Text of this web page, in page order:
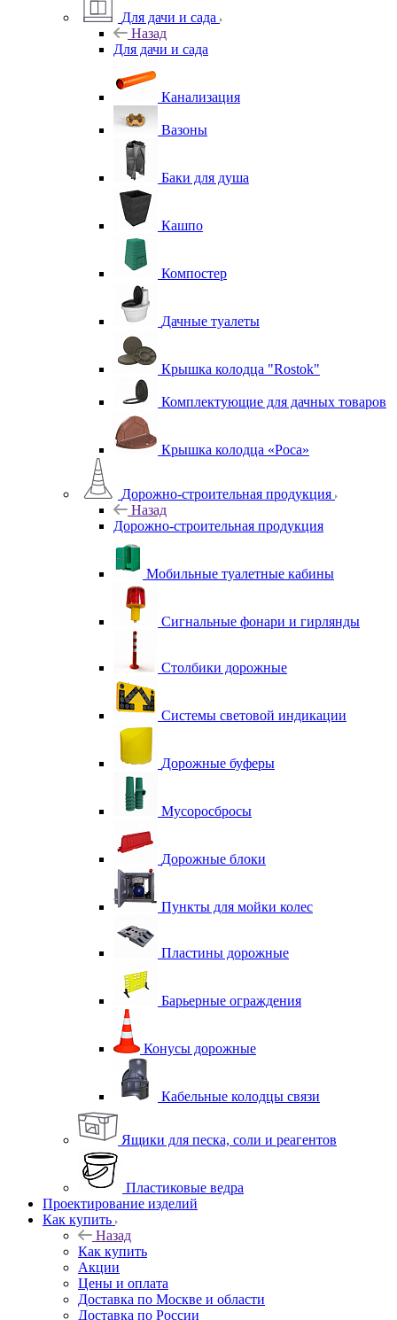
Для дачи и сада
Назад
Для дачи и сада
Канализация
Вазоны
Баки для душа
Кашпо
Компостер
Дачные туалеты
Крышка колодца "Rostok"
Комплектующие для дачных товаров
Крышка колодца «Роса»
Дорожно-строительная продукция
Назад
Дорожно-строительная продукция
Мобильные туалетные кабины
Сигнальные фонари и гирлянды
Столбики дорожные
Системы световой индикации
Дорожные буферы
Мусоросбросы
Дорожные блоки
Пункты для мойки колес
Пластины дорожные
Барьерные ограждения
Конусы дорожные
Кабельные колодцы связи
Ящики для песка, соли и реагентов
Пластиковые ведра
Проектирование изделий
Как купить
Назад
Как купить
Акции
Цены и оплата
Доставка по Москве и области
Доставка по России